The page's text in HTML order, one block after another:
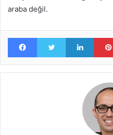
araba değil.
FacebookTwitter